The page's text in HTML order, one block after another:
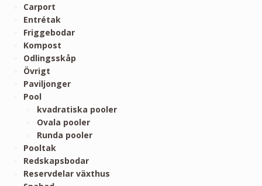
Carport
Entrétak
Friggebodar
Kompost
Odlingsskåp
Övrigt
Paviljonger
Pool
kvadratiska pooler
Ovala pooler
Runda pooler
Pooltak
Redskapsbodar
Reservdelar växthus